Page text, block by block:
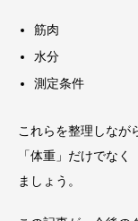
筋肉
水分
測定条件
これらを整理しなが
「体重」だけでな
ましょう。